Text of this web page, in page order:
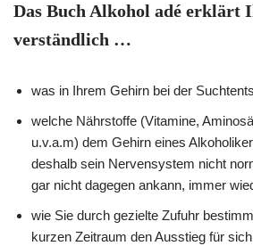
Das Buch Alkohol adé erklärt
verständlich …
was in Ihrem Gehirn bei der
welche Nährstoffe (Vitamine,
u.v.a.m) dem Gehirn eines
deshalb sein Nervensystem nicht
gar nicht dagegen ankann, immer
wie Sie durch gezielte Zufuhr
kurzen Zeitraum den Ausstieg für